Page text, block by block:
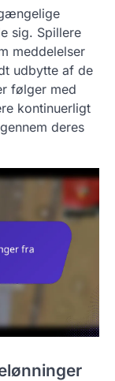
sig. Spillere
meddelelser
udbytte af de
følger med
kontinuerligt
deres